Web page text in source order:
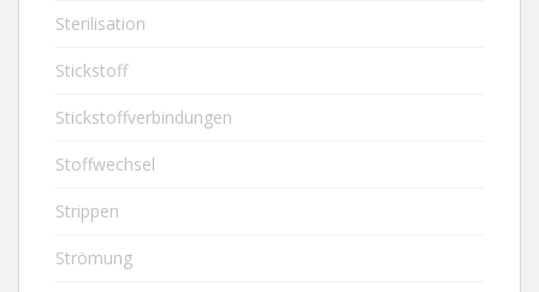
Sterilisation
Stickstoff
Stickstoffverbindungen
Stoffwechsel
Strippen
Strömung